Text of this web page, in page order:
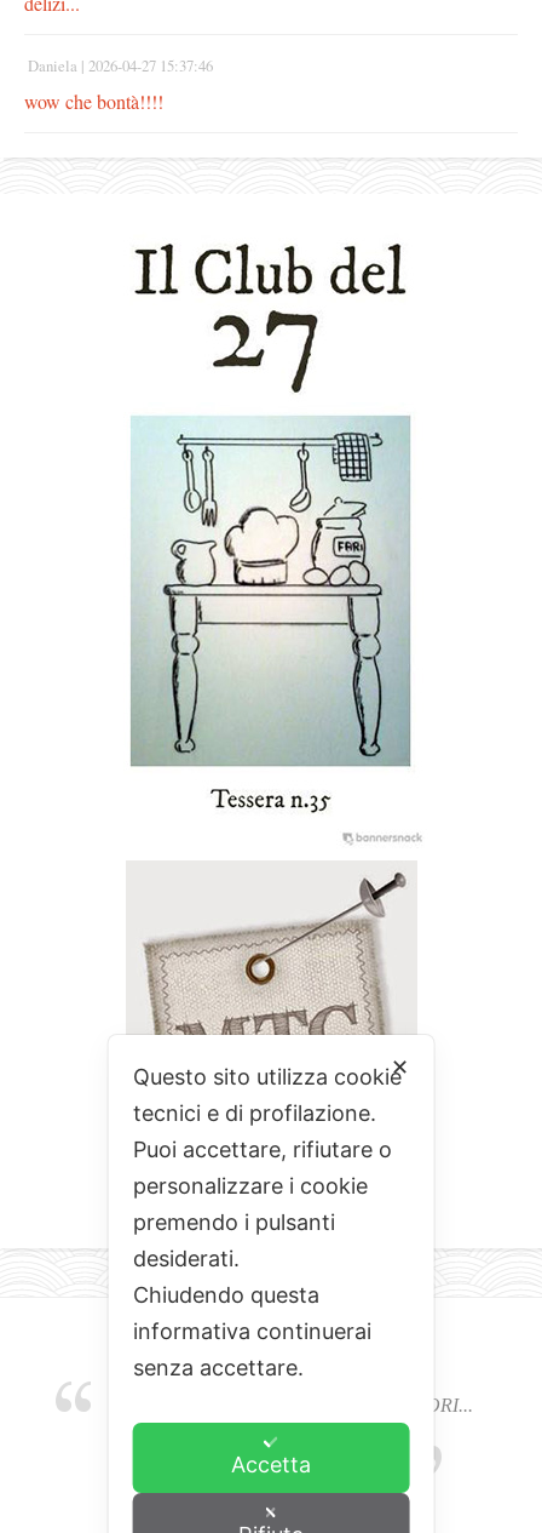
Daniela | 2026-04-27 15:37:46
wow che bontà!!!!
EMOZIONI, COLORI, ODORI E SAPORI...
L'ALCHIMIA DEL BUON CIBO
✕
Questo sito utilizza cookie
tecnici e di profilazione.
Puoi accettare, rifiutare o
personalizzare i cookie
premendo i pulsanti
desiderati.
Chiudendo questa
informativa continuerai
senza accettare.
Accetta